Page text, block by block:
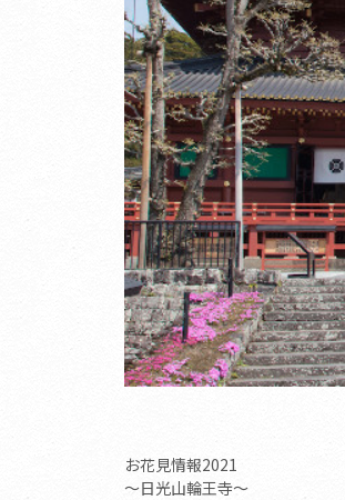
お花見情報2021
～日光山輪王寺～